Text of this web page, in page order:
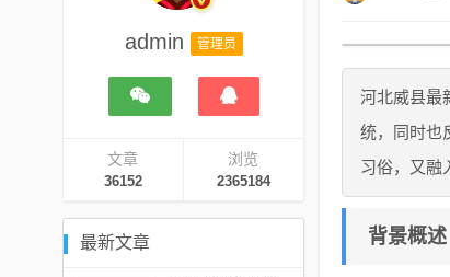
admin 管理员
文章
36152
浏览
2365184
最新文章
河北威县最
统，同时也
习俗，又融
背景概述